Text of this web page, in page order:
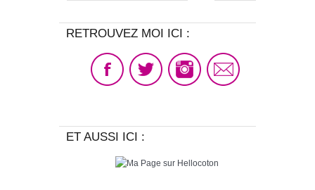
RETROUVEZ MOI ICI :
ET AUSSI ICI :